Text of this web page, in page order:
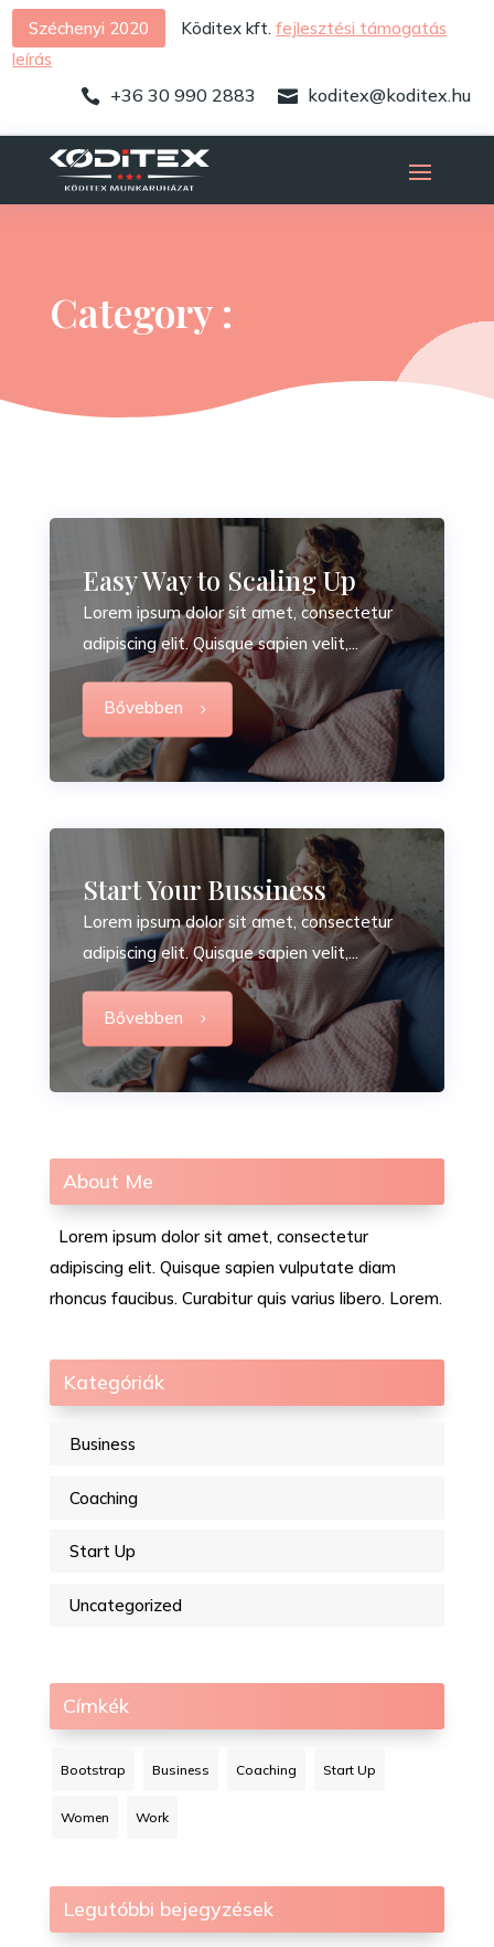
Széchenyi 2020 Köditex kft.fejlesztési támogatás
leírás
 koditex@koditex.hu
 +36 30 990 2883
Category :
Easy Way to Scaling Up
Lorem ipsum dolor sit amet, consectetur
adipiscing elit. Quisque sapien velit,...
Bővebben
Start Your Bussiness
Lorem ipsum dolor sit amet, consectetur
adipiscing elit. Quisque sapien velit,...
Bővebben
About Me
Lorem ipsum dolor sit amet, consectetur
adipiscing elit. Quisque sapien vulputate diam
rhoncus faucibus. Curabitur quis varius libero. Lorem.
Kategóriák
Business
Coaching
Start Up
Uncategorized
Címkék
Bootstrap Business Coaching Start Up
Women Work
Legutóbbi bejegyzések